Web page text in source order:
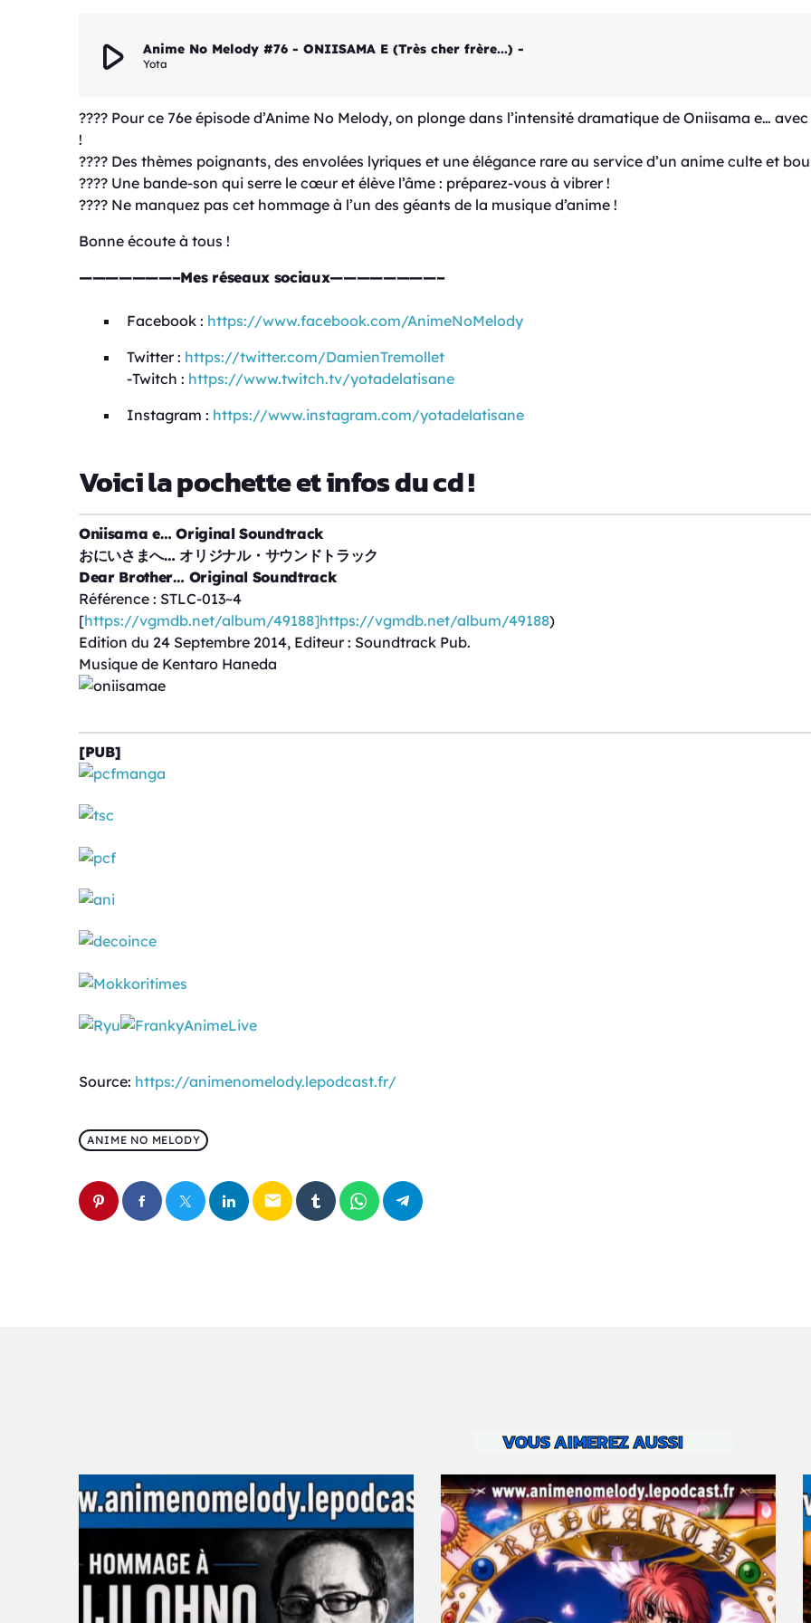
play_arrow Anime No Melody #76 - ONIISAMA E (Très cher frère...) -
Yota
???? Pour ce 76e épisode d’Anime No Melody, on plonge dans l’intensité dramatique de Oniisama e…
!
???? Des thèmes poignants, des envolées lyriques et une élégance rare au service d’un anime culte et
???? Une bande-son qui serre le cœur et élève l’âme : préparez-vous à vibrer !
???? Ne manquez pas cet hommage à l’un des géants de la musique d’anime !
Bonne écoute à tous !
———————–Mes réseaux sociaux————————–
Facebook : https://www.facebook.com/AnimeNoMelody
Twitter : https://twitter.com/DamienTremollet
-Twitch : https://www.twitch.tv/yotadelatisane
Instagram : https://www.instagram.com/yotadelatisane
Voici la pochette et infos du cd !
Oniisama e… Original Soundtrack
おにいさまへ… オリジナル・サウンドトラック
Dear Brother… Original Soundtrack
Référence : STLC-013~4
[https://vgmdb.net/album/49188]https://vgmdb.net/album/49188)
Edition du 24 Septembre 2014, Editeur : Soundtrack Pub.
Musique de Kentaro Haneda
[PUB]
Source: https://animenomelody.lepodcast.fr/
ANIME NO MELODY
email
VOUS AIMEREZ AUSSI